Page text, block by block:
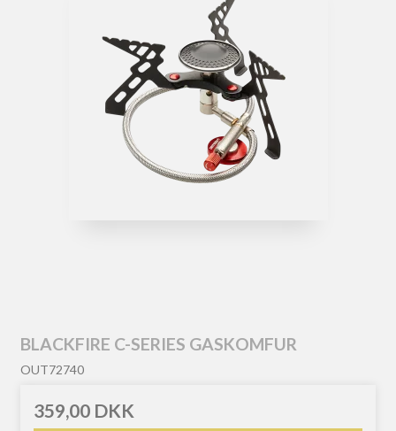
BLACKFIRE C-SERIES GASKOMFUR
OUT72740
359,00 DKK